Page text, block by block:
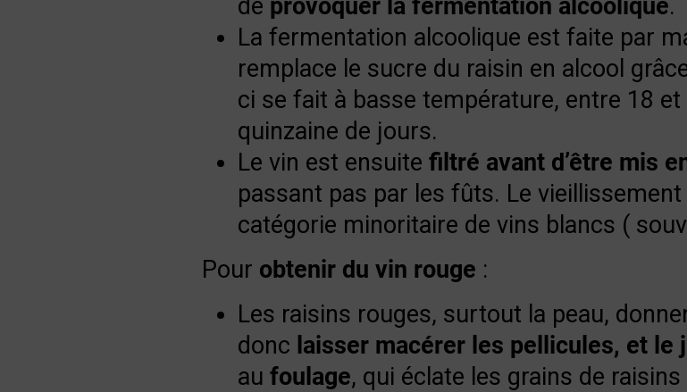
de provoquer la fermentation alcoolique.
La fermentation alcoolique est faite par
remplace le sucre du raisin en alcool
ci se fait à basse température, entre 18
quinzaine de jours.
Le vin est ensuite filtré avant d’être mis
passant pas par les fûts. Le
catégorie minoritaire de vins blancs (
Pour obtenir du vin rouge :
Les raisins rouges, surtout la peau,
donc laisser macérer les pellicules, et le
au foulage, qui éclate les grains de